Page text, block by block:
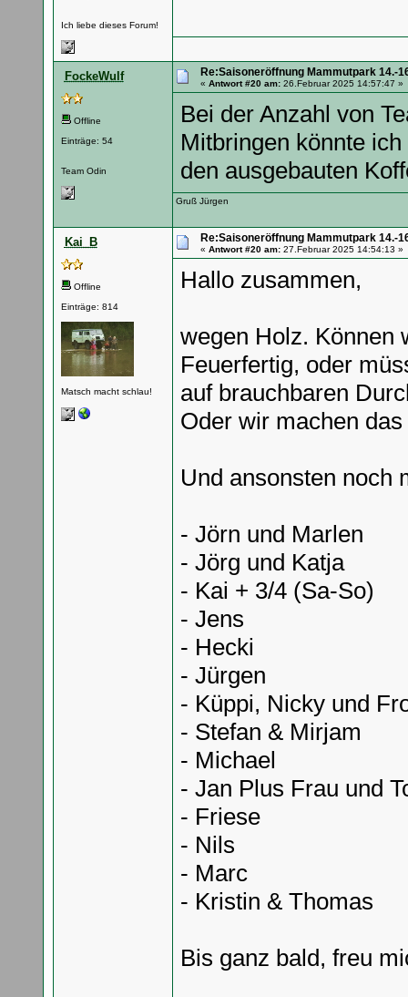
Ich liebe dieses Forum!
FockeWulf
Offline
Einträge: 54
Team Odin
Re:Saisoneröffnung Mammutpark 14.-
« Antwort #20 am:26.Februar 2025 14:57:47 »
Bei der Anzahl von
Mitbringen könnte
den ausgebauten
Gruß Jürgen
Kai_B
Offline
Einträge: 814
Matsch macht schlau!
Re:Saisoneröffnung Mammutpark 14.-
« Antwort #20 am:27.Februar 2025 14:54:13 »
Hallo zusammen,
wegen Holz. Können
Feuerfertig, oder
auf brauchbaren
Oder wir machen
Und ansonsten noch
- Jörn und Marlen
- Jörg und Katja
- Kai + 3/4 (Sa-So)
- Jens
- Hecki
- Jürgen
- Küppi, Nicky und
- Stefan & Mirjam
- Michael
- Jan Plus Frau und
- Friese
- Nils
- Marc
- Kristin & Thomas
Bis ganz bald, freu